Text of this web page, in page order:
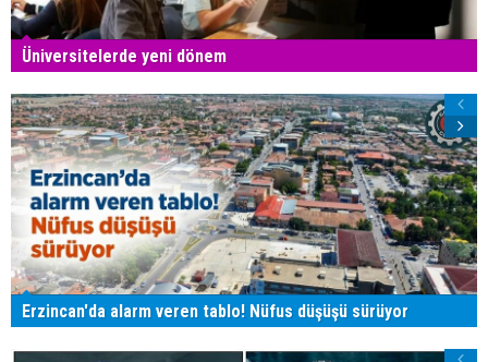
Üniversitelerde yeni dönem
Erzincan'da alarm veren tablo! Nüfus düşüşü sürüyor